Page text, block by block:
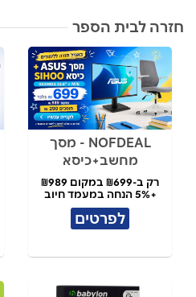
חזרה לבית הספר
NOFDEAL - מסך
מחשב+כיסא
רק ב-₪699 במקום ₪989
+5% הנחה במעמד חיוב
לפרטים